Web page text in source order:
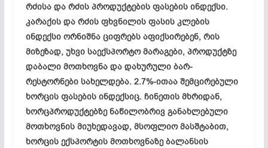
რძისა და რძის პროდუქტების ფასების ინდექსი.
კარაქის და რძის ფხვნილის ფასის კლების
ინდექსი ორნიშნა ციფრებს აფიქსირებენ, რის
მიზეზად, უხვი საექსპორტო მარაგები, პროდუქტზე
დაბალი მოთხოვნა და დახურული ბარ-
რესტორნები სახელდება. 2.7%-ითაა შემცირებული
ხორცის ფასების ინდექსიც. ჩინეთის მხრიდან,
ხორცპროდუქტებზე ნაწილობრივ განახლებული
მოთხოვნის მიუხედავად, მსოფლიო მასშტაბით,
ხორცის ექსპორტის მოთხოვნაზე ბალანსის